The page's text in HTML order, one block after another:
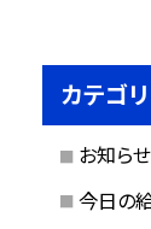
カテゴリ
お知らせ
今日の